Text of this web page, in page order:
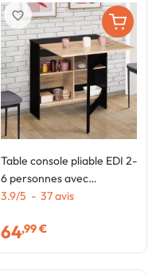
Table console pliable EDI 2-
6 personnes avec
rangements bois noir
80 cm
3.9/5 - 37avis
64,99 €
favorite_border